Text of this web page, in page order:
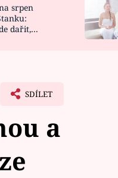
DESIGN
srpen
dařit,
SDÍLET
a